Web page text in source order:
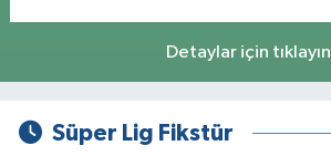
Detaylar için tıklayın
Süper Lig Fikstür